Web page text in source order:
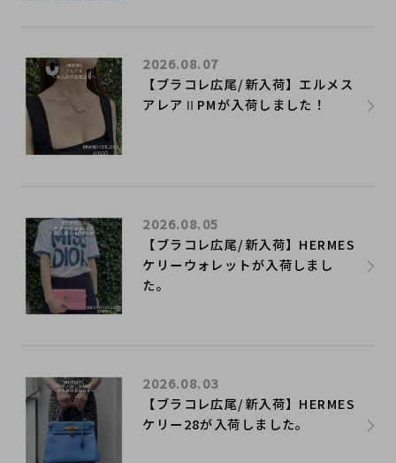
【ブラコレ広尾/新入荷】エルメス
アレアⅡPMが入荷しました！
2026.08.07
【ブラコレ広尾/新入荷】HERMES
ケリーウォレットが入荷しまし
た。
2026.08.05
【ブラコレ広尾/新入荷】HERMES
ケリー28が入荷しました。
2026.08.03